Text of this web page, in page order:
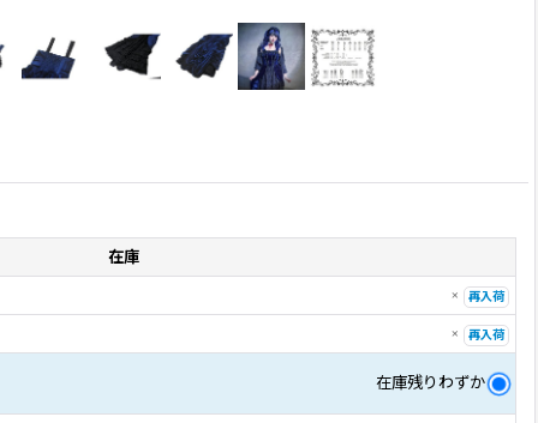
在庫
× 再入荷
× 再入荷
在庫残りわずか